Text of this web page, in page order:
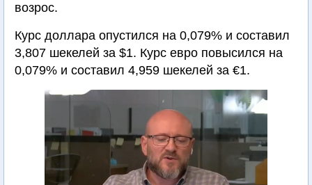
возрос.
Курс доллара опустился на 0,079% и составил
3,807 шекелей за $1. Курс евро повысился на
0,079% и составил 4,959 шекелей за €1.